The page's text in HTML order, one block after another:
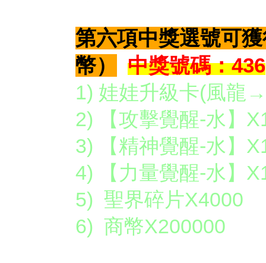
第六項中獎選號可
幣）
中獎號碼：436
1) 娃娃升級卡(風龍
2) 【攻擊覺醒-水】
3) 【精神覺醒-水】
4) 【力量覺醒-水】
5) 聖界碎片X4000
6) 商幣X200000